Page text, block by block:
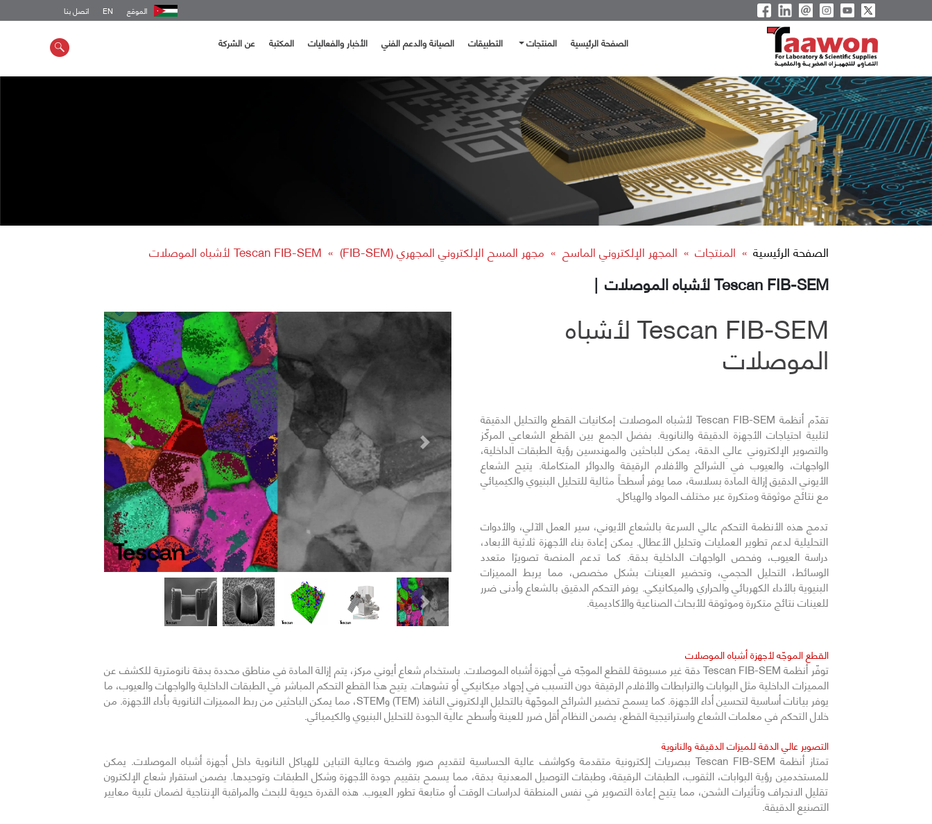
اتصل بنا EN الموقع
الصفحة الرئيسية المنتجات التطبيقات الصيانة والدعم الفني الأخبار والفعاليات المكتبة عن الشركة
الصفحة الرئيسية » المنتجات » المجهر الإلكتروني الماسح » مجهر المسح الإلكتروني المجهري (FIB-SEM) » Tescan FIB-SEM لأشباه الموصلات
Tescan FIB-SEM لأشباه الموصلات |
السابق التالي
التالي
Tescan FIB-SEM لأشباه
الموصلات
تقدّم أنظمة Tescan FIB-SEM لأشباه الموصلات إمكانيات القطع والتحليل الدقيقة
لتلبية احتياجات الأجهزة الدقيقة والنانوية. بفضل الجمع بين القطع الشعاعي المركّز
والتصوير الإلكتروني عالي الدقة، يمكن للباحثين والمهندسين رؤية الطبقات الداخلية،
الواجهات، والعيوب في الشرائح والأفلام الرقيقة والدوائر المتكاملة. يتيح الشعاع
الأيوني الدقيق إزالة المادة بسلاسة، مما يوفر أسطحاً مثالية للتحليل البنيوي والكيميائي
مع نتائج موثوقة ومتكررة عبر مختلف المواد والهياكل.
تدمج هذه الأنظمة التحكم عالي السرعة بالشعاع الأيوني، سير العمل الآلي، والأدوات
التحليلية لدعم تطوير العمليات وتحليل الأعطال. يمكن إعادة بناء الأجهزة ثلاثية الأبعاد،
دراسة العيوب، وفحص الواجهات الداخلية بدقة. كما تدعم المنصة تصويرًا متعدد
الوسائط، التحليل الحجمي، وتحضير العينات بشكل مخصص، مما يربط المميزات
البنيوية بالأداء الكهربائي والحراري والميكانيكي. يوفر التحكم الدقيق بالشعاع وأدنى ضرر
للعينات نتائج متكررة وموثوقة للأبحاث الصناعية والأكاديمية.
القطع الموجّه لأجهزة أشباه الموصلات
توفّر أنظمة Tescan FIB-SEM دقة غير مسبوقة للقطع الموجّه في أجهزة أشباه الموصلات. باستخدام شعاع أيوني مركز، يتم إزالة المادة في مناطق محددة بدقة نانومترية للكشف عن
المميزات الداخلية مثل البوابات والترابطات والأفلام الرقيقة دون التسبب في إجهاد ميكانيكي أو تشوهات. يتيح هذا القطع التحكم المباشر في الطبقات الداخلية والواجهات والعيوب، ما
يوفر بيانات أساسية لتحسين أداء الأجهزة. كما يسمح تحضير الشرائح الموجّهة بالتحليل الإلكتروني النافذ (TEM) وSTEM، مما يمكن الباحثين من ربط المميزات النانوية بأداء الأجهزة. من
خلال التحكم في معلمات الشعاع واستراتيجية القطع، يضمن النظام أقل ضرر للعينة وأسطح عالية الجودة للتحليل البنيوي والكيميائي.
التصوير عالي الدقة للميزات الدقيقة والنانوية
تمتاز أنظمة Tescan FIB-SEM ببصريات إلكترونية متقدمة وكواشف عالية الحساسية لتقديم صور واضحة وعالية التباين للهياكل النانوية داخل أجهزة أشباه الموصلات. يمكن
للمستخدمين رؤية البوابات، الثقوب، الطبقات الرقيقة، وطبقات التوصيل المعدنية بدقة، مما يسمح بتقييم جودة الأجهزة وشكل الطبقات وتوحيدها. يضمن استقرار شعاع الإلكترون
تقليل الانجراف وتأثيرات الشحن، مما يتيح إعادة التصوير في نفس المنطقة لدراسات الوقت أو متابعة تطور العيوب. هذه القدرة حيوية للبحث والمراقبة الإنتاجية لضمان تلبية معايير
التصنيع الدقيقة.